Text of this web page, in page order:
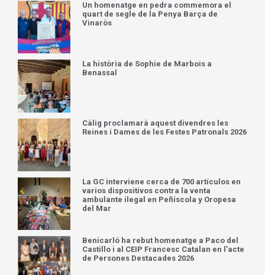
Un homenatge en pedra commemora el
quart de segle de la Penya Barça de
Vinaròs
La història de Sophie de Marbois a
Benassal
Càlig proclamarà aquest divendres les
Reines i Dames de les Festes Patronals 2026
La GC interviene cerca de 700 artículos en
varios dispositivos contra la venta
ambulante ilegal en Peñíscola y Oropesa
del Mar
Benicarló ha rebut homenatge a Paco del
Castillo i al CEIP Francesc Catalan en l’acte
de Persones Destacades 2026